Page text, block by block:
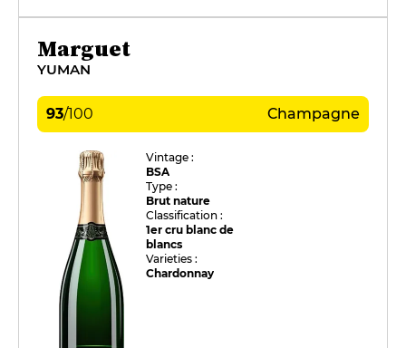
Marguet
YUMAN
93/100 Champagne
Vintage :
BSA
Type :
Brut nature
Classification :
1er cru blanc de
blancs
Varieties :
Chardonnay